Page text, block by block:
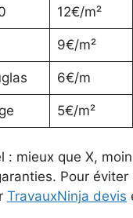
12€/m²
9€/m²
6€/m
5€/m²
: mieux que X,
Pour
TravauxNinja devis